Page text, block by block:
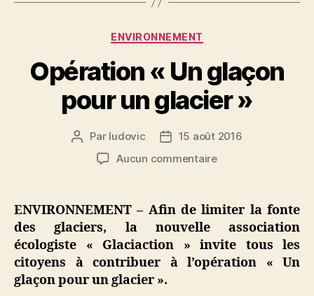
Catégories
ENVIRONNEMENT
Opération « Un glaçon
pour un glacier »
Auteur
l’article
Par ludovic
Date15 août 2016
Aucun commentairesur
glaçon
un
glacier »
ENVIRONNEMENT – Afin de limiter la fonte
des glaciers, la nouvelle association
écologiste « Glaciaction » invite tous les
citoyens à contribuer à l’opération « Un
glaçon pour un glacier ».